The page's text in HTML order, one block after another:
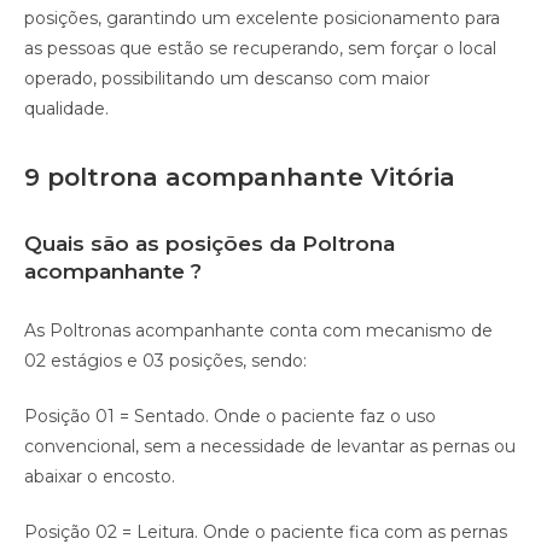
posições, garantindo um excelente posicionamento para
as pessoas que estão se recuperando, sem forçar o local
operado, possibilitando um descanso com maior
qualidade.⠀
9 poltrona acompanhante Vitória
Quais são as posições da Poltrona
acompanhante ?
As Poltronas acompanhante conta com mecanismo de
02 estágios e 03 posições, sendo:
Posição 01 = Sentado. Onde o paciente faz o uso
convencional, sem a necessidade de levantar as pernas ou
abaixar o encosto.
Posição 02 = Leitura. Onde o paciente fica com as pernas